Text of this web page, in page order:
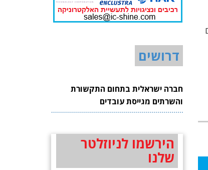
דרושים
חברה ישראלית בתחום התקשורת
והשרתים מגייסת עובדים
הירשמו לניוזלטר
שלנו